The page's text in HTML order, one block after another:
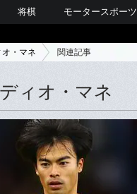
将棋 モータースポーツ
・マネ 関連記事
ィオ・マネ